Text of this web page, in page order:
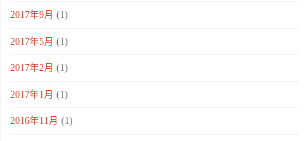
2017年9月 (1)
2017年5月 (1)
2017年2月 (1)
2017年1月 (1)
2016年11月 (1)